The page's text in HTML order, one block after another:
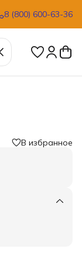
8 (800) 600-63-36
В избранное